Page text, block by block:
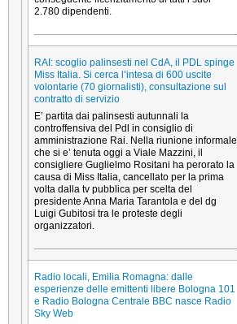
2.780 dipendenti.
RAI: scoglio palinsesti nel CdA, il PDL spinge
Miss Italia. Si cerca l’intesa di 600 uscite
volontarie (70 giornalisti), consultazione sul
contratto di servizio
E’ partita dai palinsesti autunnali la
controffensiva del Pdl in consiglio di
amministrazione Rai. Nella riunione informale
che si e’ tenuta oggi a Viale Mazzini, il
consigliere Guglielmo Rositani ha perorato la
causa di Miss Italia, cancellato per la prima
volta dalla tv pubblica per scelta del
presidente Anna Maria Tarantola e del dg
Luigi Gubitosi tra le proteste degli
organizzatori.
Radio locali, Emilia Romagna: dalle
esperienze delle emittenti libere Bologna 101
e Radio Bologna Centrale BBC nasce Radio
Sky Web